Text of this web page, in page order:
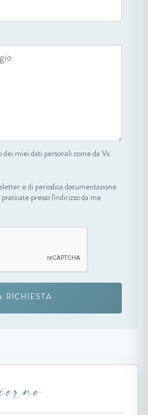
miei dati personali come da Vs.
e di periodica documentazione
presso l'indirizzo da me
RICHIESTA